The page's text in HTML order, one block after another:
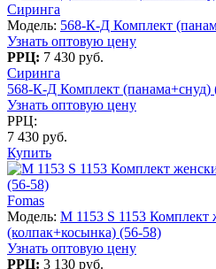
Сиринга
Модель: 568-К-Д Комплект
Узнать оптовую цену
РРЦ: 7 430 руб.
Сиринга
568-К-Д Комплект (панама+снуд)
Узнать оптовую цену
РРЦ:
7 430 руб.
Купить
Fomas
Модель: M 1153 S 1153 Комплект
(колпак+косынка) (56-58)
Узнать оптовую цену
РРЦ: 3 130 руб.